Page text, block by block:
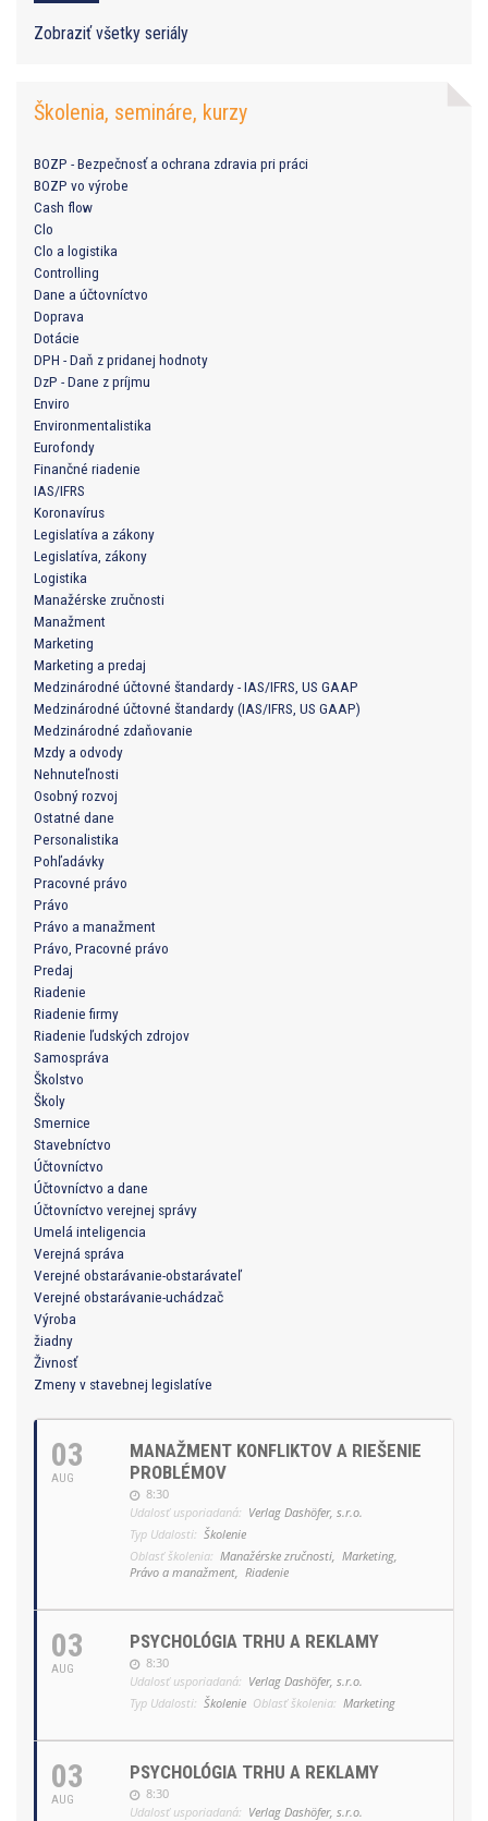
Zobraziť všetky seriály
Školenia, semináre, kurzy
BOZP - Bezpečnosť a ochrana zdravia pri práci
BOZP vo výrobe
Cash flow
Clo
Clo a logistika
Controlling
Dane a účtovníctvo
Doprava
Dotácie
DPH - Daň z pridanej hodnoty
DzP - Dane z príjmu
Enviro
Environmentalistika
Eurofondy
Finančné riadenie
IAS/IFRS
Koronavírus
Legislatíva a zákony
Legislatíva, zákony
Logistika
Manažérske zručnosti
Manažment
Marketing
Marketing a predaj
Medzinárodné účtovné štandardy - IAS/IFRS, US GAAP
Medzinárodné účtovné štandardy (IAS/IFRS, US GAAP)
Medzinárodné zdaňovanie
Mzdy a odvody
Nehnuteľnosti
Osobný rozvoj
Ostatné dane
Personalistika
Pohľadávky
Pracovné právo
Právo
Právo a manažment
Právo, Pracovné právo
Predaj
Riadenie
Riadenie firmy
Riadenie ľudských zdrojov
Samospráva
Školstvo
Školy
Smernice
Stavebníctvo
Účtovníctvo
Účtovníctvo a dane
Účtovníctvo verejnej správy
Umelá inteligencia
Verejná správa
Verejné obstarávanie-obstarávateľ
Verejné obstarávanie-uchádzač
Výroba
žiadny
Živnosť
Zmeny v stavebnej legislatíve
03
AUG
MANAŽMENT KONFLIKTOV A RIEŠENIE
PROBLÉMOV
8:30
Udalosť usporiadaná: Verlag Dashöfer, s.r.o.
Typ Udalosti: Školenie
Oblasť školenia: Manažérske zručnosti, Marketing,
Právo a manažment, Riadenie
03
AUG
PSYCHOLÓGIA TRHU A REKLAMY
8:30
Udalosť usporiadaná: Verlag Dashöfer, s.r.o.
Typ Udalosti: Školenie Oblasť školenia: Marketing
03
AUG
PSYCHOLÓGIA TRHU A REKLAMY
8:30
Udalosť usporiadaná: Verlag Dashöfer, s.r.o.